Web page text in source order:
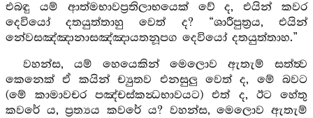
එබඳු යම් ආත්මභාවප්‍රතිලාභයෙක් වේ ද, එයින් කවර
දෙවියෝ දතයුත්තාහු වෙත් ද? “ශාරීපුත්‍රය, එයින්
නේවසඤ්ඤානාසඤ්ඤායතනූපග දෙවියෝ දතයුත්තාහ.”
වහන්ස, යම් හෙයෙකින් මෙලොව ඇතැම් සත්ත්‍ව
කෙනෙක් ඒ කයින් ච්‍යුතව එනසුලු වෙත් ද, මේ බවට
(මේ කාමාවචර පඤ්චස්කන්‍ධභාවයට) එත් ද, ඊට හේතු
කවරේ ය, ප්‍රත්‍යය කවරේ ය? වහන්ස, මෙලොව ඇතැම්